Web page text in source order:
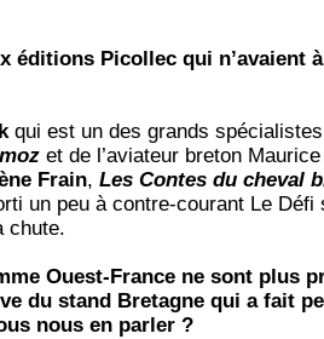
éditions Picollec qui n’avaient
qui est un des grands
et de l’aviateur breton
Frain,Les Contes du cheval
un peu à contre-courant Le
chute.
Ouest-France ne sont plus
du stand Bretagne qui a fait
nous en parler ?